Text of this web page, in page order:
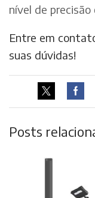
nível de precisão
Entre em
suas dúvidas!
Posts